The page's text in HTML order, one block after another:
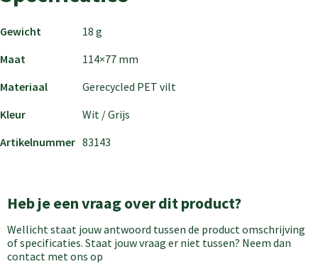
Gewicht
18 g
Maat
114×77 mm
Materiaal
Gerecycled PET vilt
Kleur
Wit / Grijs
Artikelnummer 83143
Heb je een vraag over dit product?
Wellicht staat jouw antwoord tussen de product omschrijving
of specificaties. Staat jouw vraag er niet tussen? Neem dan
contact met ons op